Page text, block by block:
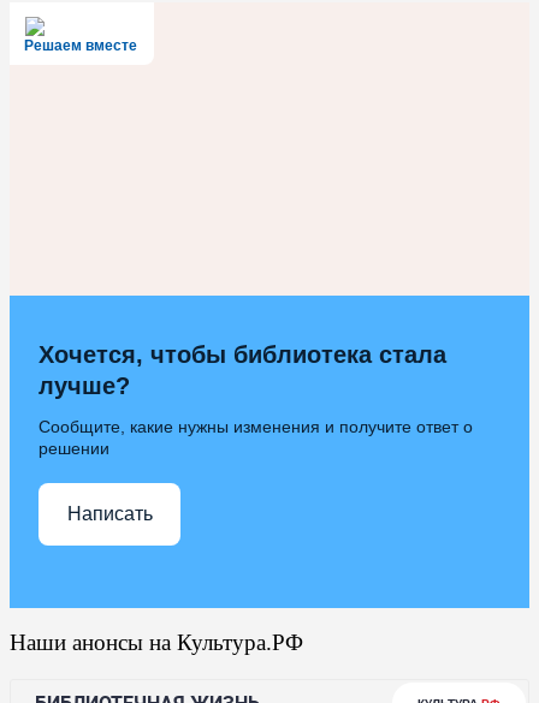
Решаем вместе
Хочется, чтобы библиотека стала
лучше?
Сообщите, какие нужны изменения и получите ответ о
решении
Написать
Наши анонсы на Культура.РФ